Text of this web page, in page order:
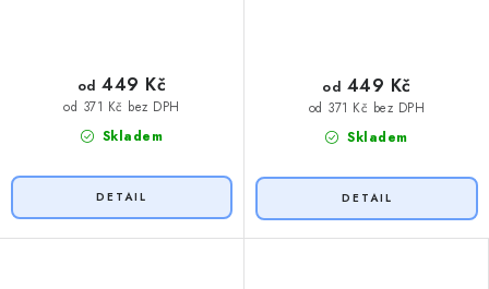
Skladem
od 371 Kč bez DPH
od 449 Kč
Skladem
od 371 Kč bez DPH
od 449 Kč